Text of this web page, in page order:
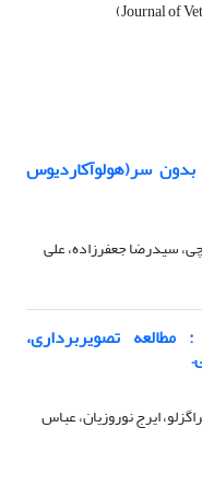
سر(هولوآکاردیوس
سیدرضا جعفرزاده، علی
تصویربرداری،
ایرج نوروزیان، عباس